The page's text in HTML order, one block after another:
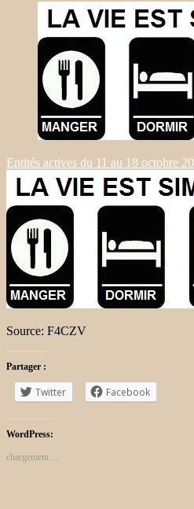
Entités actives du 11 au 18 octobre
Source: F4CZV
Partager :
Twitter Facebook
WordPress:
chargement…